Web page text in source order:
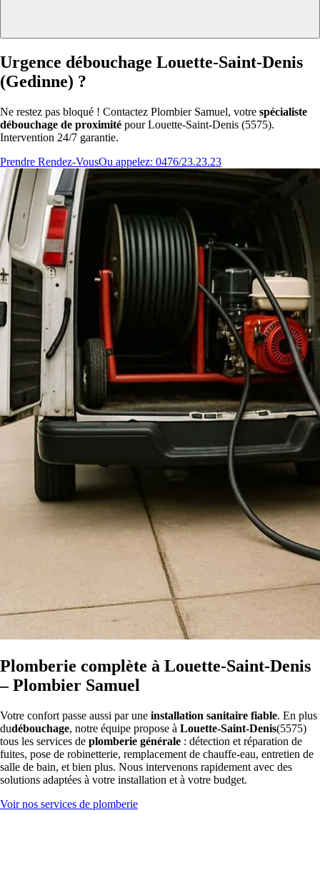
Urgence débouchage Louette-Saint-Denis
(Gedinne) ?
Ne restez pas bloqué ! Contactez Plombier Samuel, votre spécialiste
débouchage de proximité pour Louette-Saint-Denis (5575).
Intervention 24/7 garantie.
Prendre Rendez-VousOu appelez: 0476/23.23.23
Plomberie complète à Louette-Saint-Denis
– Plombier Samuel
Votre confort passe aussi par une installation sanitaire fiable. En plus
dudébouchage, notre équipe propose à Louette-Saint-Denis(5575)
tous les services de plomberie générale : détection et réparation de
fuites, pose de robinetterie, remplacement de chauffe-eau, entretien de
salle de bain, et bien plus. Nous intervenons rapidement avec des
solutions adaptées à votre installation et à votre budget.
Voir nos services de plomberie